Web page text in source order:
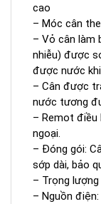
cao
– Móc cân
– Vỏ cân làm
nhiễu) được
được nước
– Cân được
nước tương
– Remot điều
ngoại.
– Đóng gói:
sớp dài, bảo
– Trọng lượng
– Nguồn